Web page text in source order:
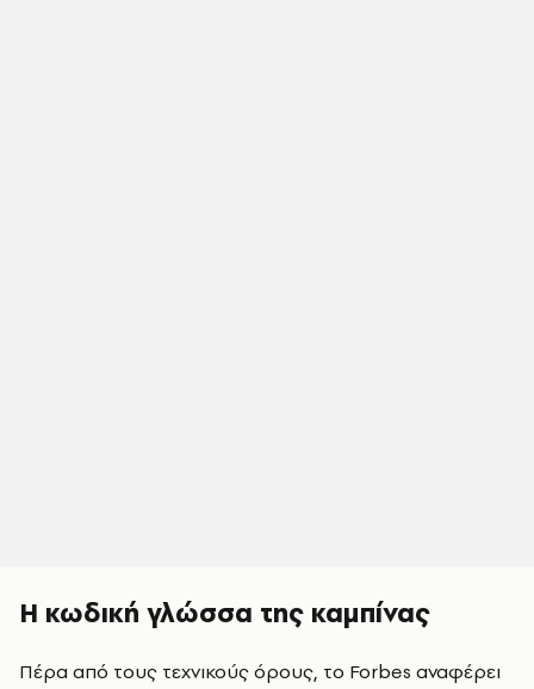
Η κωδική γλώσσα της καμπίνας
Πέρα από τους τεχνικούς όρους, το Forbes αναφέρει